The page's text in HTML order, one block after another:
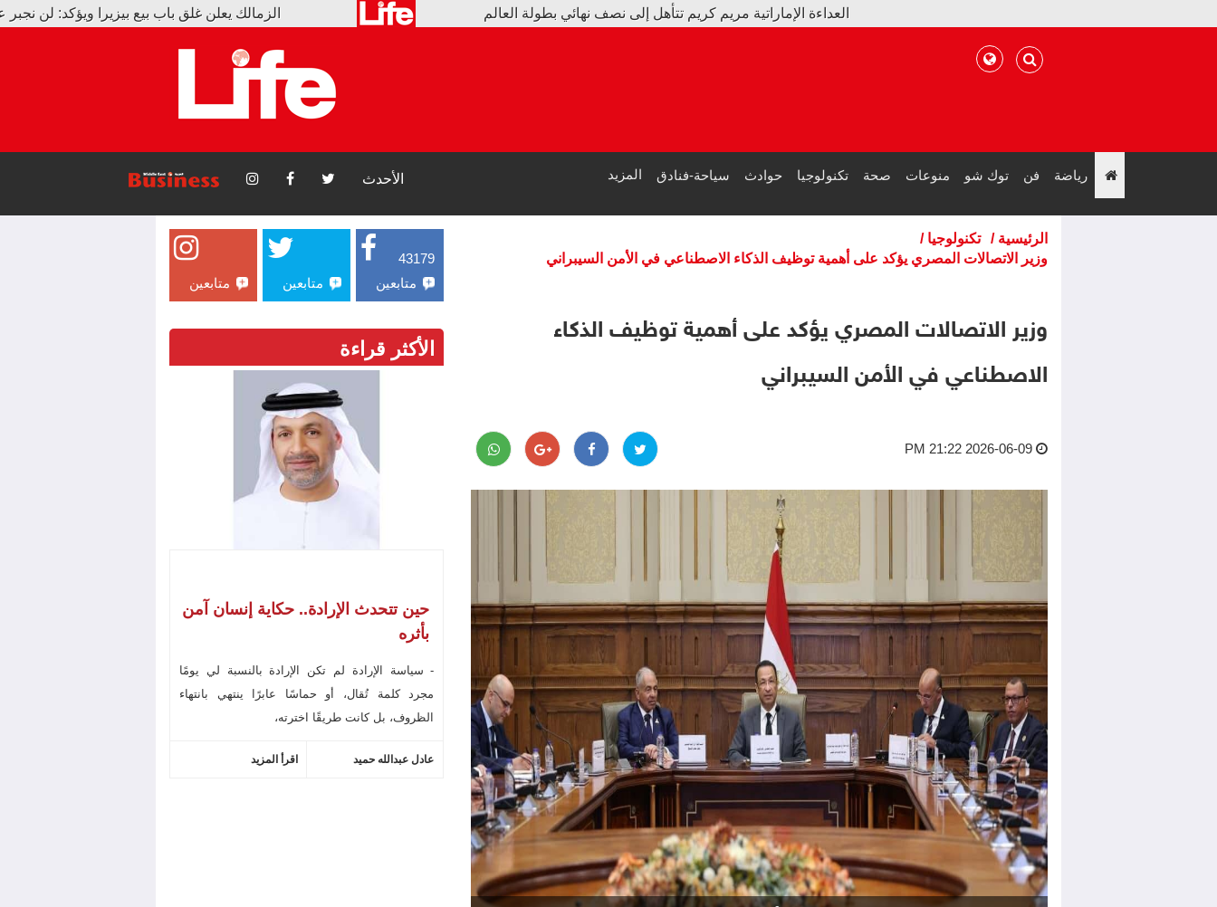
العداءة الإماراتية مريم كريم تتأهل إلى نصف نهائي بطولة العالم
الزمالك يعلن غلق باب بيع بيزيرا ويؤكد: لن نجبر على البيع
رياضة فن توك شو منوعات صحة تكنولوجيا حوادث سياحة-فنادق المزيد الأحدث
الرئيسية / تكنولوجيا /
وزير الاتصالات المصري يؤكد على أهمية توظيف الذكاء الاصطناعي في الأمن السيبراني
وزير الاتصالات المصري يؤكد على أهمية توظيف الذكاء
الاصطناعي في الأمن السيبراني
2026-06-09 21:22 PM
43179
متابعين
متابعين متابعين
الأكثر قراءة
حين تتحدث الإرادة.. حكاية إنسان آمن
بأثره
- سياسة الإرادة لم تكن الإرادة بالنسبة لي يومًا
مجرد كلمة تُقال، أو حماسًا عابرًا ينتهي بانتهاء
الظروف، بل كانت طريقًا اخترته،
عادل عبدالله حميد اقرأ المزيد